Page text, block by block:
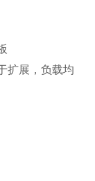
扩展，负载均